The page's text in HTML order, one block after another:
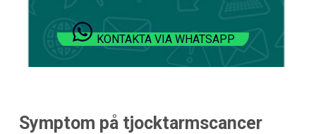
KONTAKTA VIA WHATSAPP
Symptom på tjocktarmscancer